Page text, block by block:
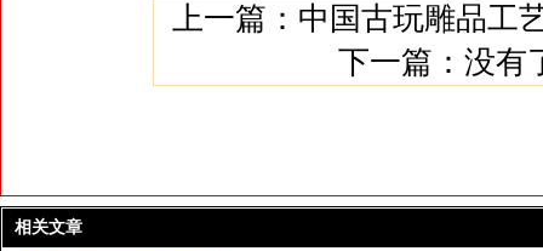
上一篇： 中国古玩雕品工
下一篇：没有
相关文章